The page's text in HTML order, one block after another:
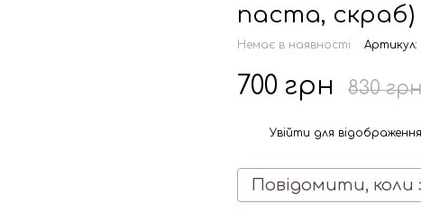
паста, скраб)
Немає в наявності Артикул:
700 грн 830 грн
Увійти для
Повідомити, коли